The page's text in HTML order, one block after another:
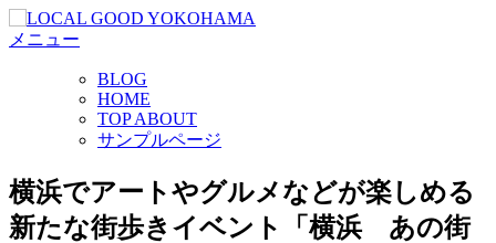
ン
キ
ッ
プ
メニュー
BLOG
HOME
TOP ABOUT
サンプルページ
横浜でアートやグルメなどが楽しめる
新たな街歩きイベント「横浜 あの街